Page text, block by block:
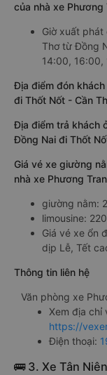
của nhà xe Phương
Giờ xuất
Thơ từ Đồng
14:00,
Địa điểm đón
đi Thốt Nốt - Cần
Địa điểm trả khách
Đồng Nai đi Thốt
Giá vé xe giường
nhà xe Phương
giường nằm:
limousine:
Giá vé xe ổn
dịp Lễ, Tết
Thông tin liên hệ
Văn phòng xe
Xem địa chỉ
https://
Điện thoại:
🚌 3. Xe Tân Niên